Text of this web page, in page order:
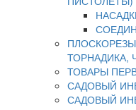
ПЛОСКОРЕЗЫ
ТОРНАДИКА,
ТОВАРЫ
САДОВЫЙ
САДОВЫЙ